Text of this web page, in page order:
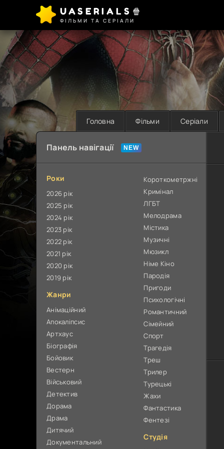
UASERIALS🍿
ФІЛЬМИ ТА СЕРІАЛИ
Головна Фільми Серіали
Панель навігації
Роки
2026 рік
2025 рік
2024 рік
2023 рік
2022 рік
2021 рік
2020 рік
2019 рік
Жанри
Анімаційний
Апокаліпсис
Артхаус
Біографія
Бойовик
Вестерн
Військовий
Детектив
Дорама
Драма
Дитячий
Документальний
Короткометржні
Кримінал
ЛГБТ
Мелодрама
Містика
Музичні
Мюзикл
Німе Кіно
Пародія
Пригоди
Психологічні
Романтичний
Сімейний
Спорт
Трагедія
Треш
Трилер
Турецькі
Жахи
Фантастика
Фентезі
Студія